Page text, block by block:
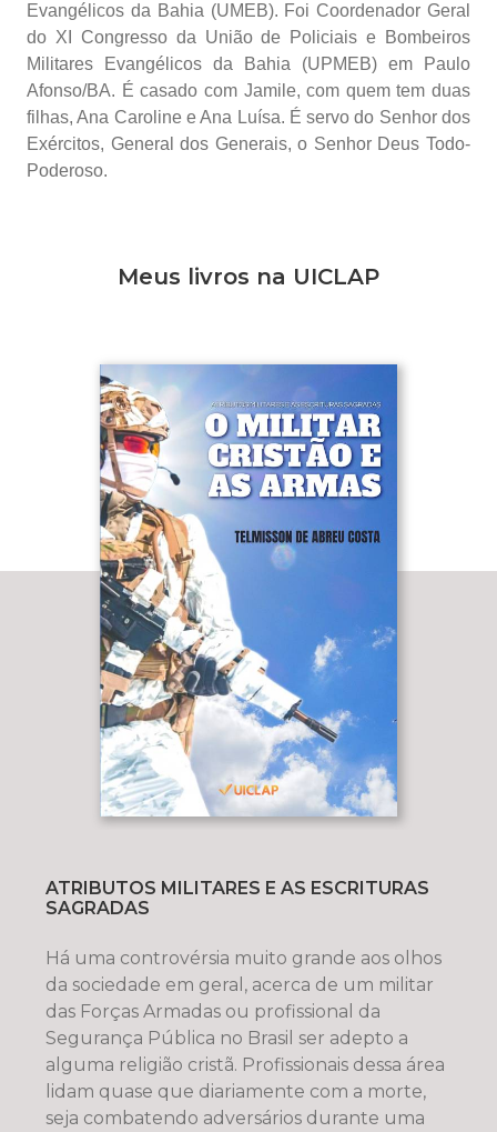
Evangélicos da Bahia (UMEB). Foi Coordenador Geral
do XI Congresso da União de Policiais e Bombeiros
Militares Evangélicos da Bahia (UPMEB) em Paulo
Afonso/BA. É casado com Jamile, com quem tem duas
filhas, Ana Caroline e Ana Luísa. É servo do Senhor dos
Exércitos, General dos Generais, o Senhor Deus Todo-
Poderoso.
Meus livros na UICLAP
ATRIBUTOS MILITARES E AS ESCRITURAS
SAGRADAS
Há uma controvérsia muito grande aos olhos
da sociedade em geral, acerca de um militar
das Forças Armadas ou profissional da
Segurança Pública no Brasil ser adepto a
alguma religião cristã. Profissionais dessa área
lidam quase que diariamente com a morte,
seja combatendo adversários durante uma